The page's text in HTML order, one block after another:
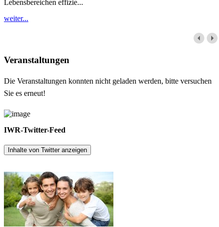
Lebensbereichen effizie...
weiter...
Veranstaltungen
Die Veranstaltungen konnten nicht geladen werden, bitte versuchen
Sie es erneut!
IWR-Twitter-Feed
Inhalte von Twitter anzeigen